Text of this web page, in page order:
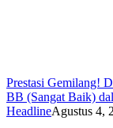
Prestasi Gemilang!
BB (Sangat Baik)
HeadlineAgustus 4,